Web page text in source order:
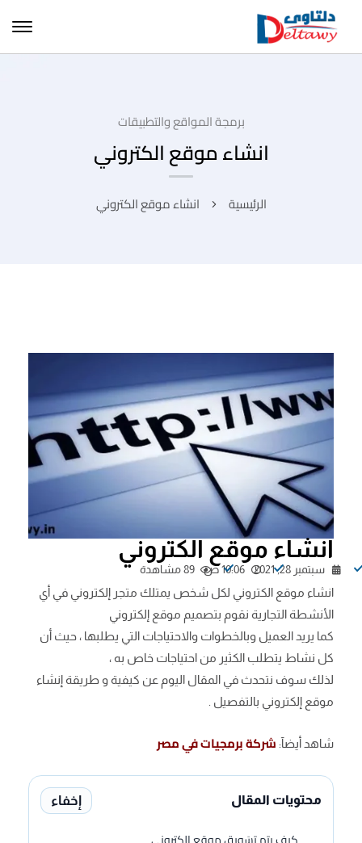
برمجة المواقع والتطبيقات
انشاء موقع الكتروني
الرئيسية انشاء موقع الكتروني
انشاء موقع الكتروني
سبتمبر 28, 2021 10:06 ص 89 مشاهدة
انشاء موقع الكتروني لكل شخص يمتلك متجر إلكتروني في أي
الأنشطة التجارية نقوم بتصميم موقع إلكتروني
كما يريد العميل وبالخطوات والاحتياجات التي يطلبها ، حيث أن
كل نشاط يتطلب الكثير من احتياجات خاص به ،
لذلك سوف نتحدث في المقال اليوم عن كيفية و طريقة إنشاء
موقع إلكتروني بالتفصيل .
شاهد أيضآ: شركة برمجيات في مصر
محتويات المقال إخفاء